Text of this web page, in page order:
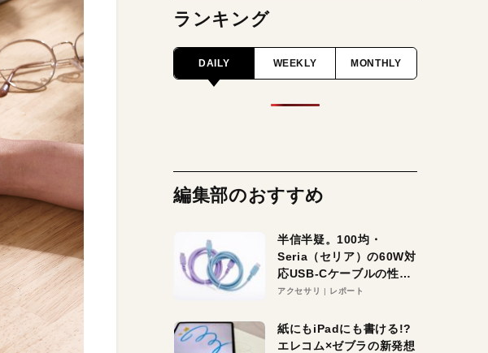
ランキング
DAILY WEEKLY MONTHLY
編集部のおすすめ
半信半疑。100均・
Seria（セリア）の60W対
応USB-Cケーブルの性能
を検証。超コスパの1本を
アクセサリ レポート
紙にもiPadにも書ける!?
エレコム×ゼブラの新発想